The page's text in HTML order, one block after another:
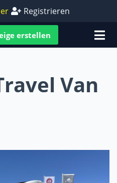
Registrieren
erstellen
Van